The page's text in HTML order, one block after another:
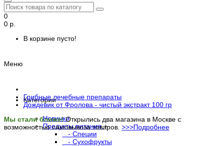
0
0 р.
В корзине пусто!
Меню
Категории
Новинки
Продукты питания+
- Специи
- Сухофрукты
Грибные лечебные препараты
Дождевик от Фролова - чистый экстракт 100 гр
Мы стали ближе!Открылись два магазина в Москве с
возможностью самовывоза товаров. >>>Подробнее